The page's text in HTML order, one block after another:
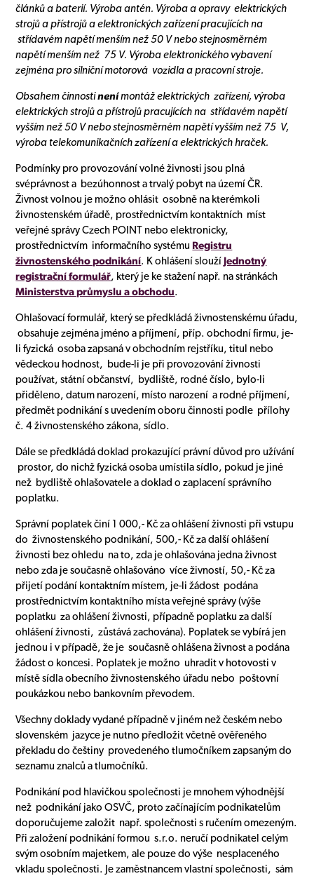
článků a baterií. Výroba antén. Výroba a opravy elektrických
strojů a přístrojů a elektronických zařízení pracujících na
střídavém napětí menším než 50 V nebo stejnosměrném
napětí menším než 75 V. Výroba elektronického vybavení
zejména pro silniční motorová vozidla a pracovní stroje.
Obsahem činnostinenímontáž elektrických zařízení, výroba
elektrických strojů a přístrojů pracujících na střídavém napětí
vyšším než 50 V nebo stejnosměrném napětí vyšším než 75 V,
výroba telekomunikačních zařízení a elektrických hraček.
Podmínky pro provozování volné živnosti jsou plná
svéprávnost a bezúhonnost a trvalý pobyt na území ČR.
Živnost volnou je možno ohlásit osobně na kterémkoli
živnostenském úřadě, prostřednictvím kontaktních míst
veřejné správy Czech POINT nebo elektronicky,
prostřednictvím informačního systému Registru
živnostenského podnikání. K ohlášení slouží Jednotný
registrační formulář, který je ke stažení např. na stránkách
Ministerstva průmyslu a obchodu.
Ohlašovací formulář, který se předkládá živnostenskému úřadu,
obsahuje zejména jméno a příjmení, příp. obchodní firmu, je-
li fyzická osoba zapsaná v obchodním rejstříku, titul nebo
vědeckou hodnost, bude-li je při provozování živnosti
používat, státní občanství, bydliště, rodné číslo, bylo-li
přiděleno, datum narození, místo narození a rodné příjmení,
předmět podnikání s uvedením oboru činnosti podle přílohy
č. 4 živnostenského zákona, sídlo.
Dále se předkládá doklad prokazující právní důvod pro užívání
prostor, do nichž fyzická osoba umístila sídlo, pokud je jiné
než bydliště ohlašovatele a doklad o zaplacení správního
poplatku.
Správní poplatek činí 1 000,- Kč za ohlášení živnosti při vstupu
do živnostenského podnikání, 500,- Kč za další ohlášení
živnosti bez ohledu na to, zda je ohlašována jedna živnost
nebo zda je současně ohlašováno více živností, 50,- Kč za
přijetí podání kontaktním místem, je-li žádost podána
prostřednictvím kontaktního místa veřejné správy (výše
poplatku za ohlášení živnosti, případně poplatku za další
ohlášení živnosti, zůstává zachována). Poplatek se vybírá jen
jednou i v případě, že je současně ohlášena živnost a podána
žádost o koncesi. Poplatek je možno uhradit v hotovosti v
místě sídla obecního živnostenského úřadu nebo poštovní
poukázkou nebo bankovním převodem.
Všechny doklady vydané případně v jiném než českém nebo
slovenském jazyce je nutno předložit včetně ověřeného
překladu do češtiny provedeného tlumočníkem zapsaným do
seznamu znalců a tlumočníků.
Podnikání pod hlavičkou společnosti je mnohem výhodnější
než podnikání jako OSVČ, proto začínajícím podnikatelům
doporučujeme založit např. společnosti s ručením omezeným.
Při založení podnikání formou s.r.o. neručí podnikatel celým
svým osobním majetkem, ale pouze do výše nesplaceného
vkladu společnosti. Je zaměstnancem vlastní společnosti, sám